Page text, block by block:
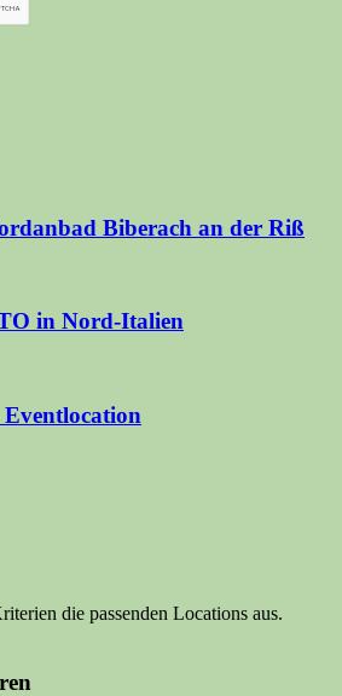
Biberach an der Riß
in Nord-Italien
Eventlocation
die passenden Locations aus.